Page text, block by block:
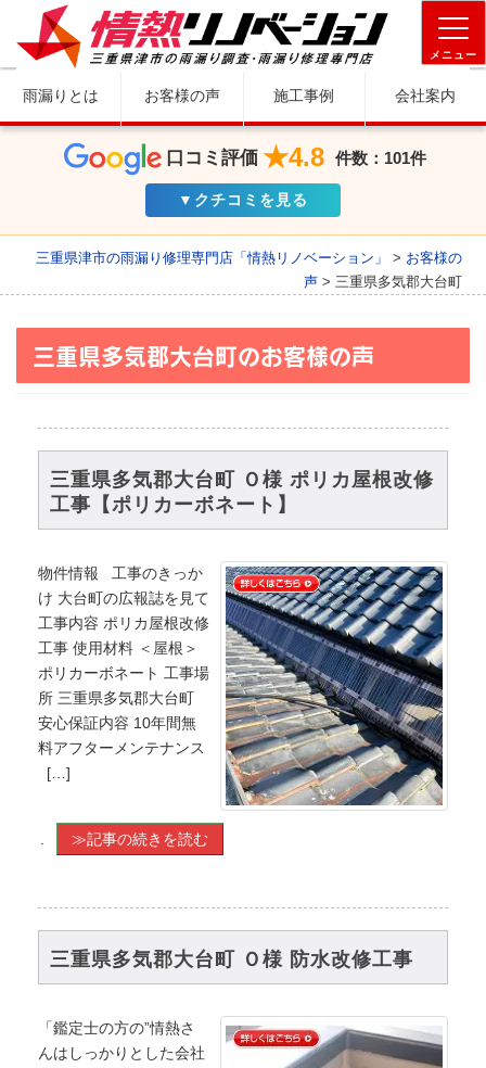
メニュー
雨漏りとは お客様の声 施工事例 会社案内
口コミ評価 ★4.8 件数：101件
▼クチコミを見る
三重県津市の雨漏り修理専門店「情熱リノベーション」 > お客様の
声> 三重県多気郡大台町
三重県多気郡大台町のお客様の声
三重県多気郡大台町 Ｏ様 ポリカ屋根改修
工事【ポリカーボネート】
物件情報 工事のきっか
け 大台町の広報誌を見て
工事内容 ポリカ屋根改修
工事 使用材料 ＜屋根＞
ポリカーボネート 工事場
所 三重県多気郡大台町
安心保証内容 10年間無
料アフターメンテナンス
[…]
≫記事の続きを読む
三重県多気郡大台町 Ｏ様 防水改修工事
「鑑定士の方の”情熱さ
んはしっかりとした会社